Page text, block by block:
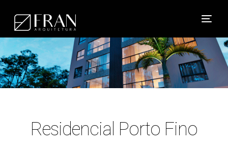
Residencial Porto Fino